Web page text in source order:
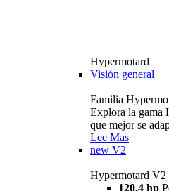
Hypermotard
Visión general
Familia
Explora la gama
que mejor se
Lee Mas
new V2
Hypermotard V2
120,4 hp